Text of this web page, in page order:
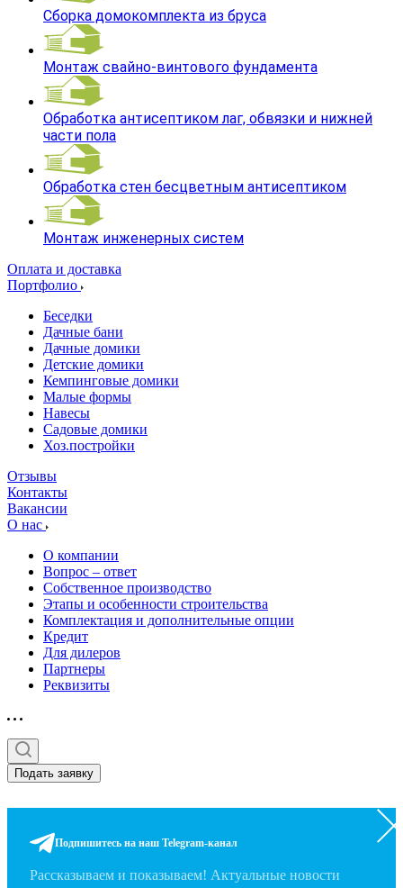
Сборка домокомплекта из бруса
Монтаж свайно-винтового фундамента
Обработка антисептиком лаг, обвязки и нижней
части пола
Обработка стен бесцветным антисептиком
Монтаж инженерных систем
Оплата и доставка
Портфолио
Беседки
Дачные бани
Дачные домики
Детские домики
Кемпинговые домики
Малые формы
Навесы
Садовые домики
Хоз.постройки
Отзывы
Контакты
Вакансии
О нас
О компании
Вопрос – ответ
Собственное производство
Этапы и особенности строительства
Комплектация и дополнительные опции
Кредит
Для дилеров
Партнеры
Реквизиты
Подать заявку
Подпишитесь на наш Telegram-канал
Рассказываем и показываем! Актуальные новости